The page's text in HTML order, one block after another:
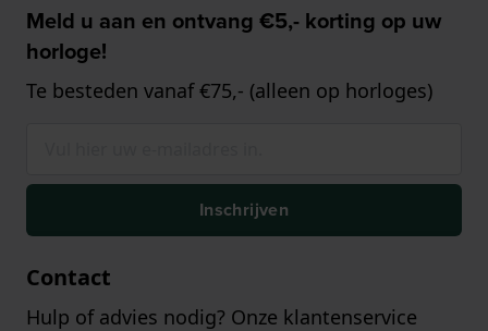
Meld u aan en ontvang €5,- korting op uw
horloge!
Te besteden vanaf €75,- (alleen op horloges)
Inschrijven
Contact
Hulp of advies nodig? Onze klantenservice